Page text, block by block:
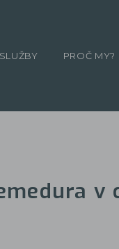
v
SLUŽBY PROČ MY?